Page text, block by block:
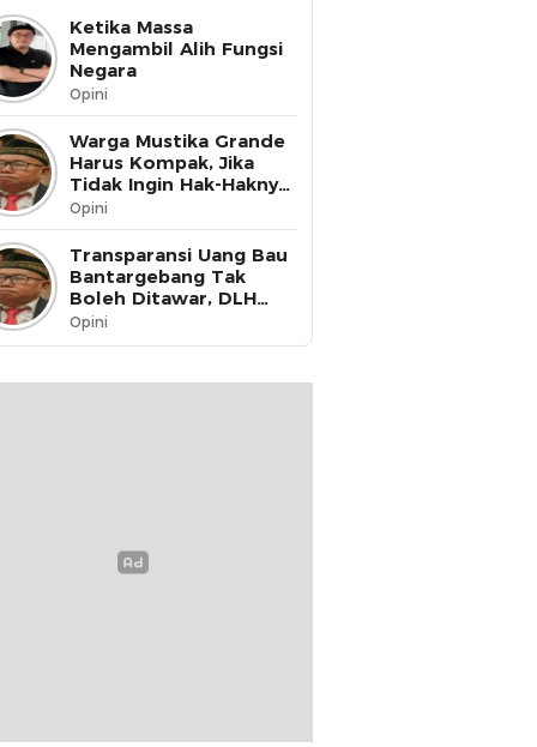
Ketika Massa
Mengambil Alih Fungsi
Negara
Opini
Warga Mustika Grande
Harus Kompak, Jika
Tidak Ingin Hak-Haknya
Dinikmati oleh Pihak
Lain
Opini
Transparansi Uang Bau
Bantargebang Tak
Boleh Ditawar, DLH
Kota Bekasi Harus Buka
Data ke Publik
Opini